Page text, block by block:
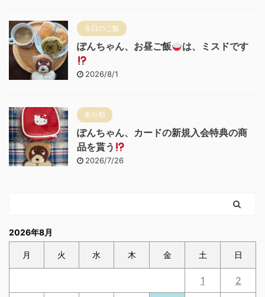
今日のご飯
ぽんちゃん、お昼ご飯 は、ミスドです
2026/8/1
未分類
ぽんちゃん、カードの新規入会特典の商
品を貰う
2026/7/26
2026年8月
月 火 水 木 金 土 日
1 2